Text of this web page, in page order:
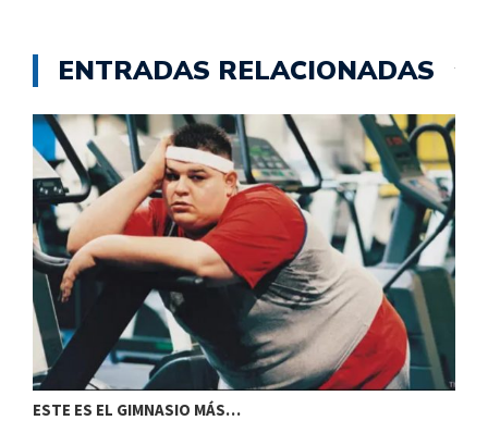
ENTRADAS RELACIONADAS
ESTE ES EL GIMNASIO MÁS…